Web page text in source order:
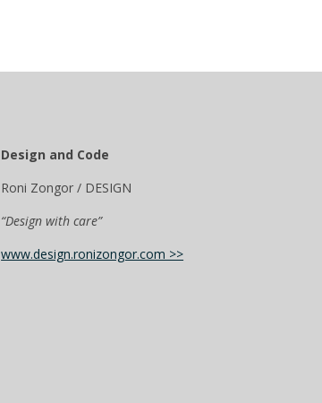
Design and Code
Roni Zongor / DESIGN
“Design with care”
www.design.ronizongor.com >>